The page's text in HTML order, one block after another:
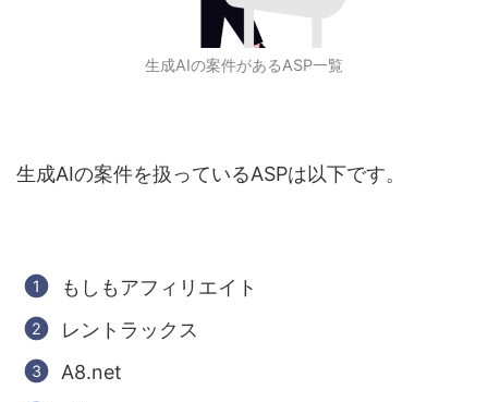
生成AIの案件があるASP一覧
生成AIの案件を扱っているASPは以下です。
もしもアフィリエイト
レントラックス
A8.net